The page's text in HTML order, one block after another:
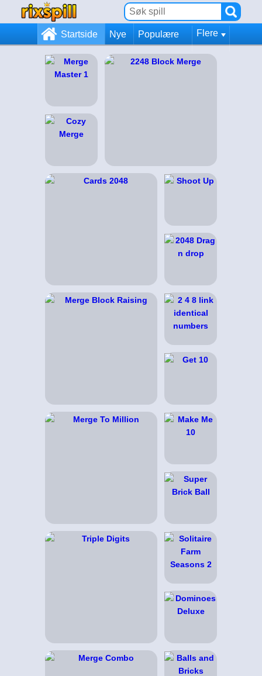
Startside Nye Populære Flere